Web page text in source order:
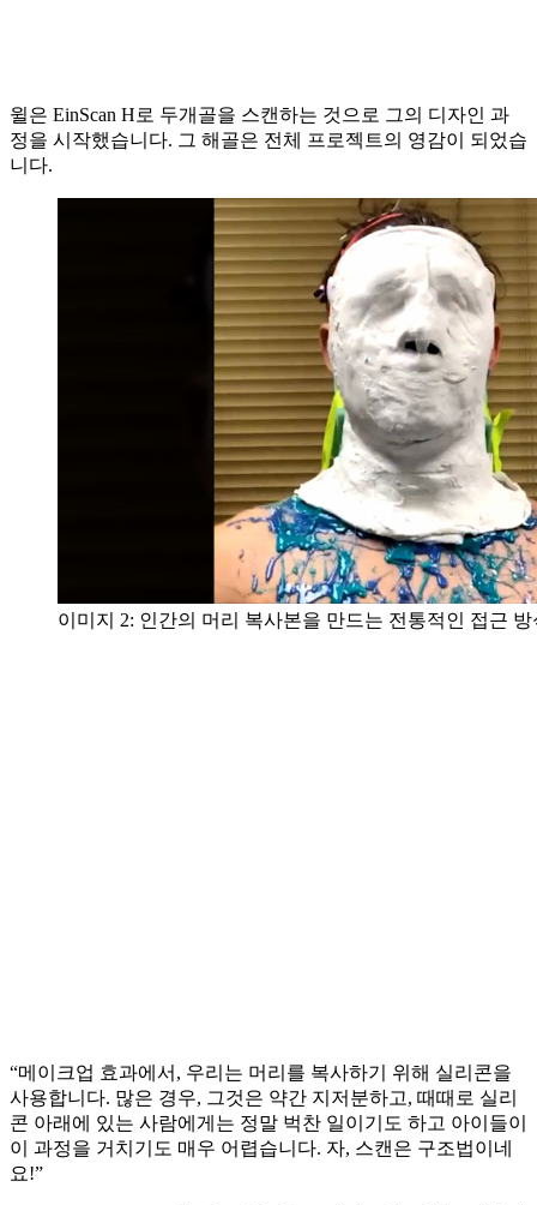
윌은 EinScan H로 두개골을 스캔하는 것으로 그의 디자인 과
정을 시작했습니다. 그 해골은 전체 프로젝트의 영감이 되었습
니다.
이미지 2: 인간의 머리 복사본을 만드는 전통적인 접근 방
“메이크업 효과에서, 우리는 머리를 복사하기 위해 실리콘을
사용합니다. 많은 경우, 그것은 약간 지저분하고, 때때로 실리
콘 아래에 있는 사람에게는 정말 벅찬 일이기도 하고 아이들이
이 과정을 거치기도 매우 어렵습니다. 자, 스캔은 구조법이네
요!”